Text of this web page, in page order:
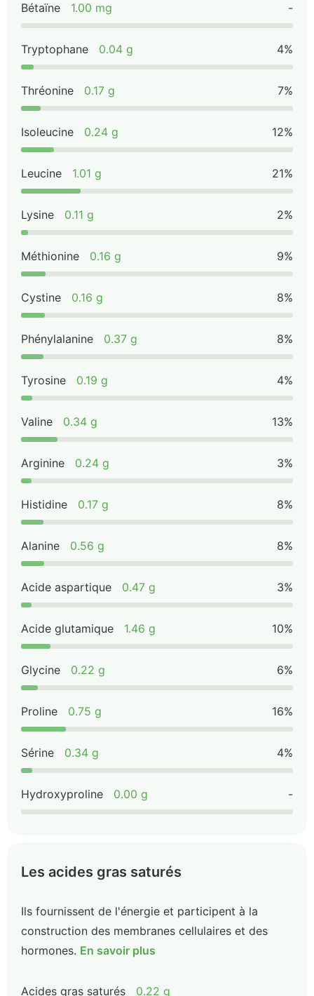
Bétaïne 1.00 mg -
Tryptophane 0.04 g 4%
Thréonine 0.17 g 7%
Isoleucine 0.24 g 12%
Leucine 1.01 g 21%
Lysine 0.11 g 2%
Méthionine 0.16 g 9%
Cystine 0.16 g 8%
Phénylalanine 0.37 g 8%
Tyrosine 0.19 g 4%
Valine 0.34 g 13%
Arginine 0.24 g 3%
Histidine 0.17 g 8%
Alanine 0.56 g 8%
Acide aspartique 0.47 g 3%
Acide glutamique 1.46 g 10%
Glycine 0.22 g 6%
Proline 0.75 g 16%
Sérine 0.34 g 4%
Hydroxyproline 0.00 g -
Les acides gras saturés
Ils fournissent de l'énergie et participent à la
construction des membranes cellulaires et des
hormones. En savoir plus
Acides gras saturés 0.22 g